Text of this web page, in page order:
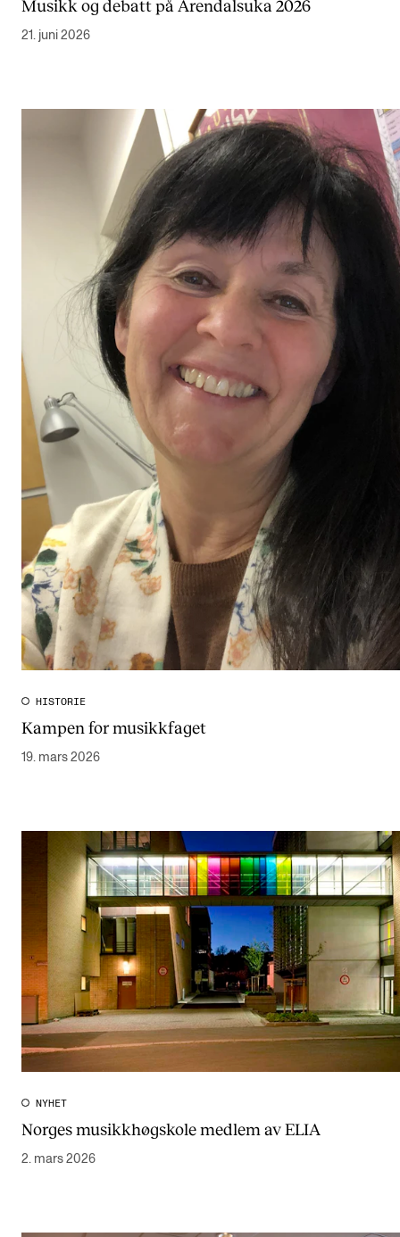
Musikk og debatt på Arendalsuka 2026
21. juni 2026
HISTORIE
Kampen for musikkfaget
19. mars 2026
NYHET
Norges musikkhøgskole medlem av ELIA
2. mars 2026